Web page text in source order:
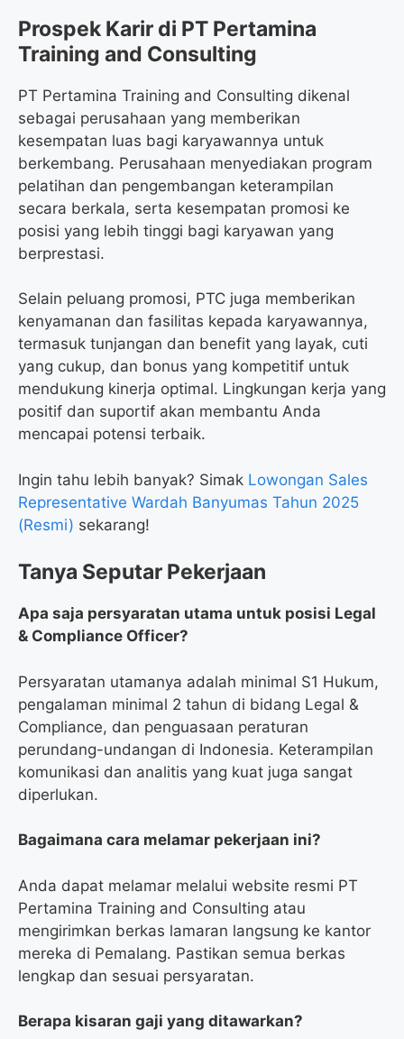
Prospek Karir di PT Pertamina
Training and Consulting
PT Pertamina Training and Consulting dikenal
sebagai perusahaan yang memberikan
kesempatan luas bagi karyawannya untuk
berkembang. Perusahaan menyediakan program
pelatihan dan pengembangan keterampilan
secara berkala, serta kesempatan promosi ke
posisi yang lebih tinggi bagi karyawan yang
berprestasi.
Selain peluang promosi, PTC juga memberikan
kenyamanan dan fasilitas kepada karyawannya,
termasuk tunjangan dan benefit yang layak, cuti
yang cukup, dan bonus yang kompetitif untuk
mendukung kinerja optimal. Lingkungan kerja yang
positif dan suportif akan membantu Anda
mencapai potensi terbaik.
Ingin tahu lebih banyak? Simak Lowongan Sales
Representative Wardah Banyumas Tahun 2025
(Resmi) sekarang!
Tanya Seputar Pekerjaan
Apa saja persyaratan utama untuk posisi Legal
& Compliance Officer?
Persyaratan utamanya adalah minimal S1 Hukum,
pengalaman minimal 2 tahun di bidang Legal &
Compliance, dan penguasaan peraturan
perundang-undangan di Indonesia. Keterampilan
komunikasi dan analitis yang kuat juga sangat
diperlukan.
Bagaimana cara melamar pekerjaan ini?
Anda dapat melamar melalui website resmi PT
Pertamina Training and Consulting atau
mengirimkan berkas lamaran langsung ke kantor
mereka di Pemalang. Pastikan semua berkas
lengkap dan sesuai persyaratan.
Berapa kisaran gaji yang ditawarkan?